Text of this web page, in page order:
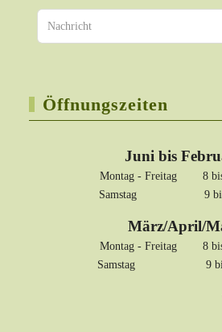
Öffnungszeiten
Juni bis
Montag - Freitag 8
Samstag 9 bis
März/April/
Montag - Freitag 8
Samstag 9 bis